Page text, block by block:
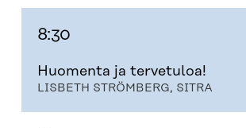
8:30
Huomenta ja tervetuloa!
LISBETH STRÖMBERG, SITRA